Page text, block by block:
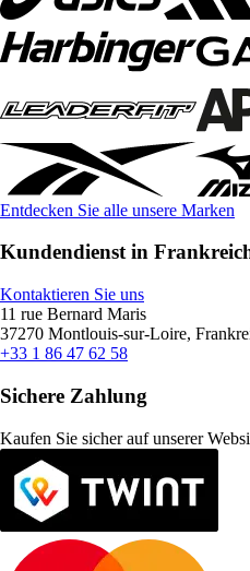
Entdecken Sie alle unsere Marken
Kundendienst in
Kontaktieren Sie uns
11 rue Bernard Maris
37270 Montlouis-sur-Loire,
+33 1 86 47 62 58
Sichere Zahlung
Kaufen Sie sicher auf unserer